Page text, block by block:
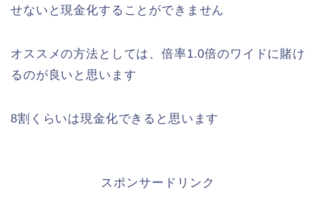
せないと現金化することができません
オススメの方法としては、倍率1.0倍のワイドに賭け
るのが良いと思います
8割くらいは現金化できると思います
スポンサードリンク